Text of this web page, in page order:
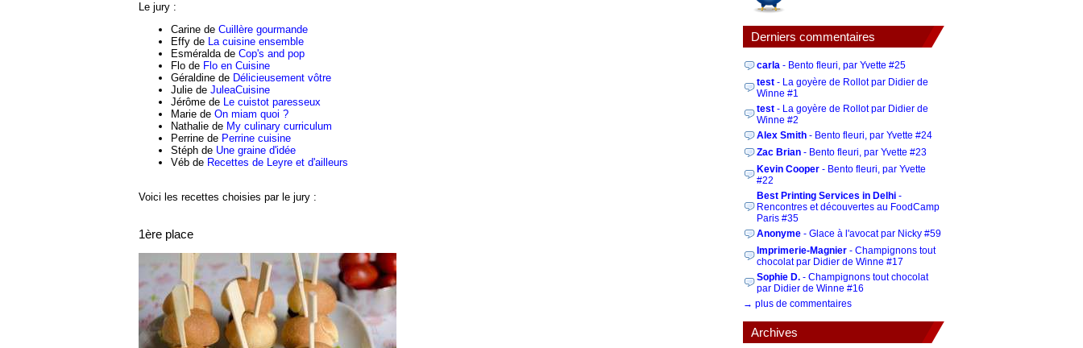
Le jury :
Carine de Cuillère gourmande
Effy de La cuisine ensemble
Esméralda de Cop's and pop
Flo de Flo en Cuisine
Géraldine de Délicieusement vôtre
Julie de JuleaCuisine
Jérôme de Le cuistot paresseux
Marie de On miam quoi ?
Nathalie de My culinary curriculum
Perrine de Perrine cuisine
Stéph de Une graine d'idée
Véb de Recettes de Leyre et d'ailleurs
Voici les recettes choisies par le jury :
1ère place
Derniers commentaires
carla - Bento fleuri, par Yvette #25
test - La goyère de Rollot par Didier de
Winne #1
test - La goyère de Rollot par Didier de
Winne #2
Alex Smith - Bento fleuri, par Yvette #24
Zac Brian - Bento fleuri, par Yvette #23
Kevin Cooper - Bento fleuri, par Yvette
#22
Best Printing Services in Delhi -
Rencontres et découvertes au FoodCamp
Paris #35
Anonyme - Glace à l'avocat par Nicky #59
Imprimerie-Magnier - Champignons tout
chocolat par Didier de Winne #17
Sophie D. - Champignons tout chocolat
par Didier de Winne #16
→ plus de commentaires
Archives